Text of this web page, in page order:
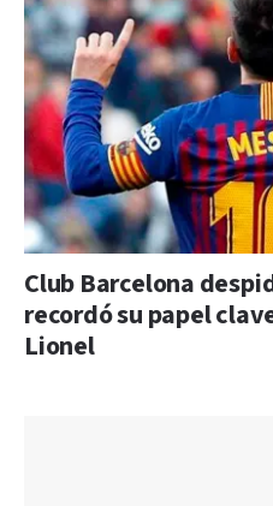
Club Barcelona
recordó su papel
Lionel